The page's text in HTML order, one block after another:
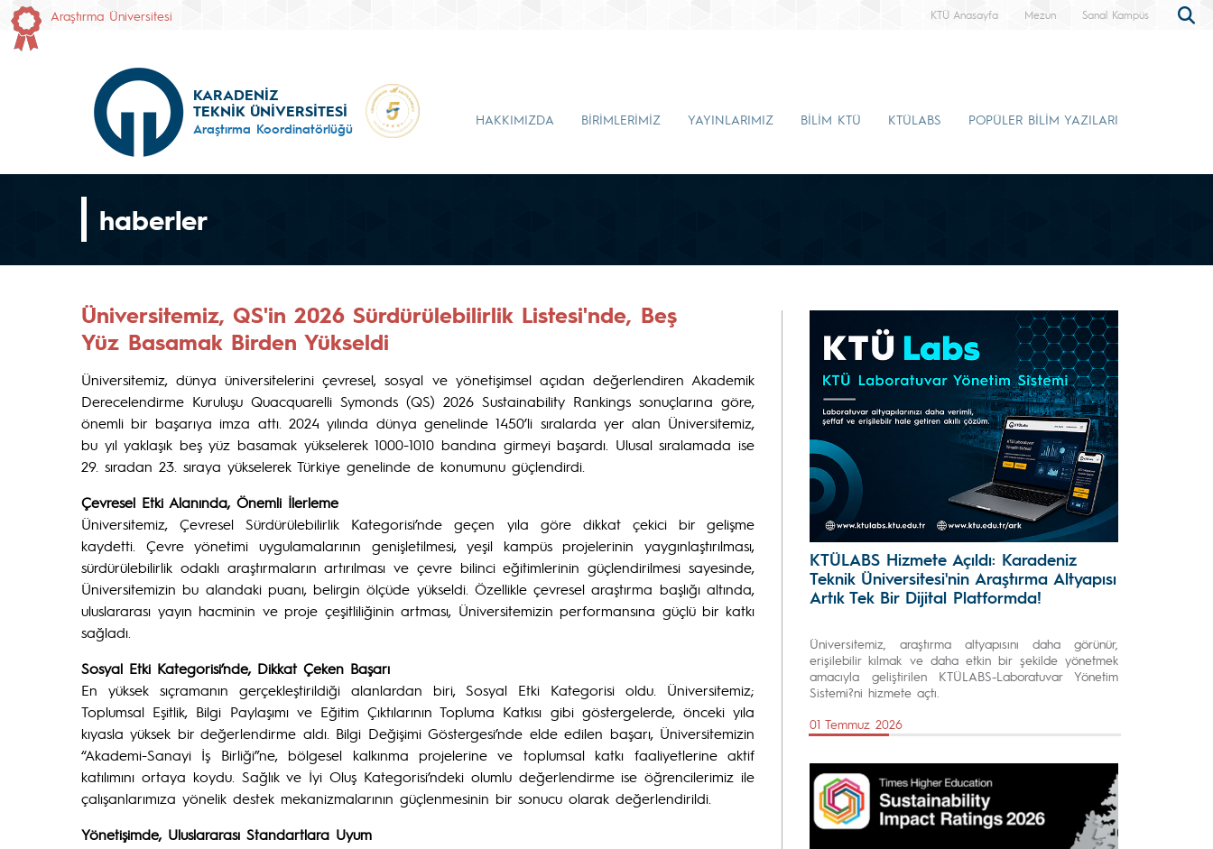
Araştırma Üniversitesi KTÜ Anasayfa Mezun Sanal Kampüs
KARADENİZ
TEKNİK ÜNİVERSİTESİ
Araştırma Koordinatörlüğü
HAKKIMIZDA BİRİMLERİMİZ YAYINLARIMIZ BİLİM KTÜ KTÜLABS POPÜLER BİLİM YAZILARI
haberler
Üniversitemiz, QS'in 2026 Sürdürülebilirlik Listesi'nde, Beş
Yüz Basamak Birden Yükseldi
Üniversitemiz, dünya üniversitelerini çevresel, sosyal ve yönetişimsel açıdan değerlendiren Akademik
Derecelendirme Kuruluşu Quacquarelli Symonds (QS) 2026 Sustainability Rankings sonuçlarına göre,
önemli bir başarıya imza attı. 2024 yılında dünya genelinde 1450’li sıralarda yer alan Üniversitemiz,
bu yıl yaklaşık beş yüz basamak yükselerek 1000-1010 bandına girmeyi başardı. Ulusal sıralamada ise
29. sıradan 23. sıraya yükselerek Türkiye genelinde de konumunu güçlendirdi.
Çevresel Etki Alanında, Önemli İlerleme
Üniversitemiz, Çevresel Sürdürülebilirlik Kategorisi’nde geçen yıla göre dikkat çekici bir gelişme
kaydetti. Çevre yönetimi uygulamalarının genişletilmesi, yeşil kampüs projelerinin yaygınlaştırılması,
sürdürülebilirlik odaklı araştırmaların artırılması ve çevre bilinci eğitimlerinin güçlendirilmesi sayesinde,
Üniversitemizin bu alandaki puanı, belirgin ölçüde yükseldi. Özellikle çevresel araştırma başlığı altında,
uluslararası yayın hacminin ve proje çeşitliliğinin artması, Üniversitemizin performansına güçlü bir katkı
sağladı.
Sosyal Etki Kategorisi’nde, Dikkat Çeken Başarı
En yüksek sıçramanın gerçekleştirildiği alanlardan biri, Sosyal Etki Kategorisi oldu. Üniversitemiz;
Toplumsal Eşitlik, Bilgi Paylaşımı ve Eğitim Çıktılarının Topluma Katkısı gibi göstergelerde, önceki yıla
kıyasla yüksek bir değerlendirme aldı. Bilgi Değişimi Göstergesi’nde elde edilen başarı, Üniversitemizin
“Akademi-Sanayi İş Birliği”ne, bölgesel kalkınma projelerine ve toplumsal katkı faaliyetlerine aktif
katılımını ortaya koydu. Sağlık ve İyi Oluş Kategorisi’ndeki olumlu değerlendirme ise öğrencilerimiz ile
çalışanlarımıza yönelik destek mekanizmalarının güçlenmesinin bir sonucu olarak değerlendirildi.
Yönetişimde, Uluslararası Standartlara Uyum
KTÜLABS Hizmete Açıldı: Karadeniz
Teknik Üniversitesi'nin Araştırma Altyapısı
Artık Tek Bir Dijital Platformda!
Üniversitemiz, araştırma altyapısını daha görünür,
erişilebilir kılmak ve daha etkin bir şekilde yönetmek
amacıyla geliştirilen KTÜLABS-Laboratuvar Yönetim
Sistemi?ni hizmete açtı.
01 Temmuz 2026